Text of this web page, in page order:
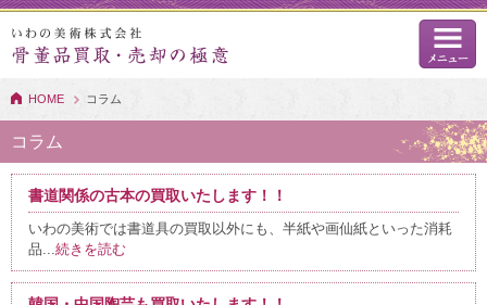
HOME コラム
コラム
書道関係の古本の買取いたします！！
いわの美術では書道具の買取以外にも、半紙や画仙紙といった消耗
品...続きを読む